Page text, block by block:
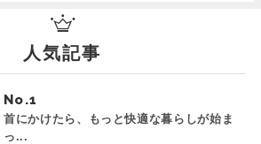
人気記事
No.
首にかけたら、もっと快適な暮らしが始ま
っ...